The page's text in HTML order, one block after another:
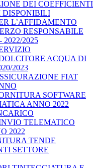
DEI COEFFICIENTI
DISPONIBILI
L’AFFIDAMENTO
RESPONSABILE
2025
ACQUA DI
2023
FIAT
SOFTWARE
ANNO 2022
TELEMATICO
2022
TENDE
SETTORE